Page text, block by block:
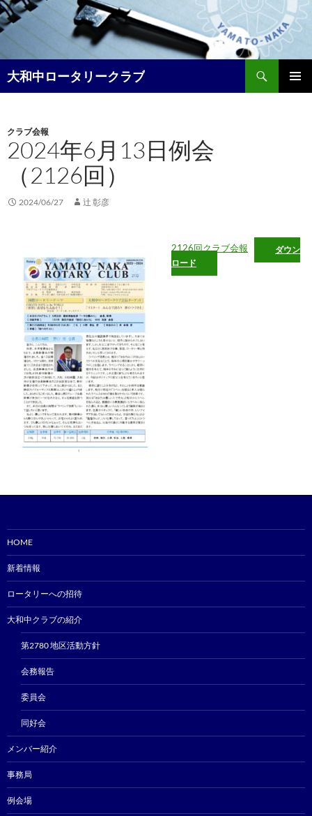
コ
ン
テ
ン
ツ
へ
ッ
プ
大和中ロータリークラブ
検
索
クラブ会報
2024年6月13日例会
（2126回）
2024/06/27 辻 彰彦
2126回クラブ会報
ダウン
ロード
HOME
新着情報
ロータリーへの招待
大和中クラブの紹介
第2780 地区活動方針
会務報告
委員会
同好会
メンバー紹介
事務局
例会場